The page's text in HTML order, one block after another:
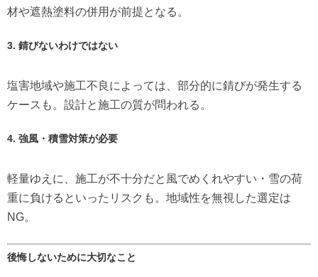
材や遮熱塗料の併用が前提となる。
3. 錆びないわけではない
塩害地域や施工不良によっては、部分的に錆びが発生する
ケースも。設計と施工の質が問われる。
4. 強風・積雪対策が必要
軽量ゆえに、施工が不十分だと風でめくれやすい・雪の荷
重に負けるといったリスクも。地域性を無視した選定は
NG。
後悔しないために大切なこと